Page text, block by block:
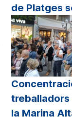
de Platges
treballadors
la Marina